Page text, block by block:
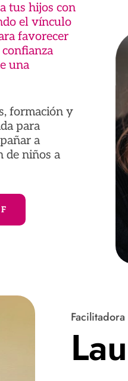
tus hijos con
el vínculo
favorecer
una
formación y
para
a
de niños a